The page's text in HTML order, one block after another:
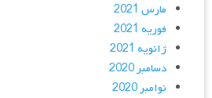
مارس 2021
فوریه 2021
ژانویه 2021
دسامبر 2020
نوامبر 2020